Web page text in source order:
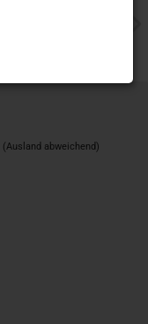
(Ausland abweichend)